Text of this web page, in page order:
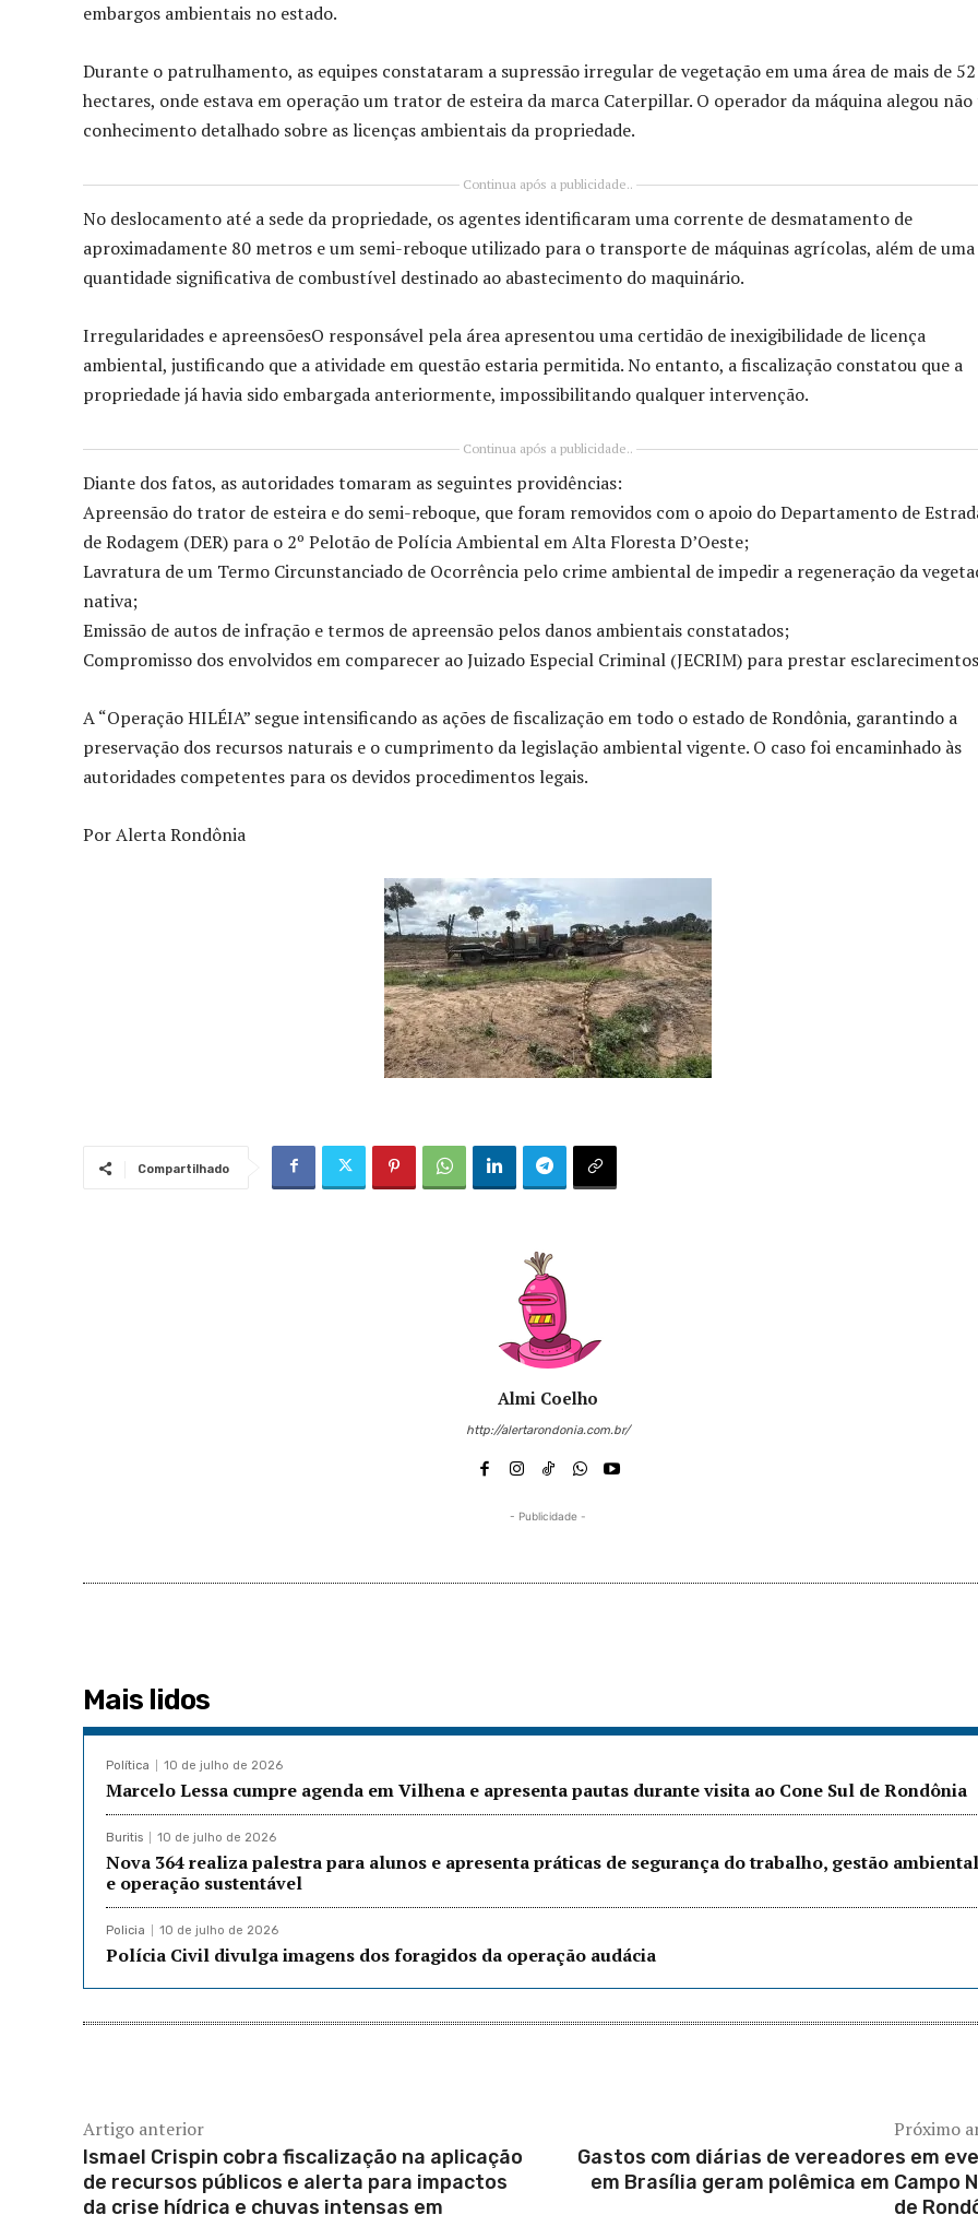
embargos ambientais no estado.
Durante o patrulhamento, as equipes constataram a supressão irregular de vegetação em uma área de mais de 52
hectares, onde estava em operação um trator de esteira da marca Caterpillar. O operador da máquina alegou
conhecimento detalhado sobre as licenças ambientais da propriedade.
Continua após a publicidade..
No deslocamento até a sede da propriedade, os agentes identificaram uma corrente de desmatamento de
aproximadamente 80 metros e um semi-reboque utilizado para o transporte de máquinas agrícolas, além de uma
quantidade significativa de combustível destinado ao abastecimento do maquinário.
Irregularidades e apreensõesO responsável pela área apresentou uma certidão de inexigibilidade de licença
ambiental, justificando que a atividade em questão estaria permitida. No entanto, a fiscalização constatou que a
propriedade já havia sido embargada anteriormente, impossibilitando qualquer intervenção.
Continua após a publicidade..
Diante dos fatos, as autoridades tomaram as seguintes providências:
Apreensão do trator de esteira e do semi-reboque, que foram removidos com o apoio do Departamento de
de Rodagem (DER) para o 2º Pelotão de Polícia Ambiental em Alta Floresta D’Oeste;
Lavratura de um Termo Circunstanciado de Ocorrência pelo crime ambiental de impedir a regeneração da
nativa;
Emissão de autos de infração e termos de apreensão pelos danos ambientais constatados;
Compromisso dos envolvidos em comparecer ao Juizado Especial Criminal (JECRIM) para prestar
A “Operação HILÉIA” segue intensificando as ações de fiscalização em todo o estado de Rondônia, garantindo a
preservação dos recursos naturais e o cumprimento da legislação ambiental vigente. O caso foi encaminhado às
autoridades competentes para os devidos procedimentos legais.
Por Alerta Rondônia
Compartilhado
Almi Coelho
http://alertarondonia.com.br/
- Publicidade -
Mais lidos
Política 10 de julho de 2026
Marcelo Lessa cumpre agenda em Vilhena e apresenta pautas durante visita ao Cone Sul de Rondônia
Buritis 10 de julho de 2026
Nova 364 realiza palestra para alunos e apresenta práticas de segurança do trabalho, gestão ambiental
e operação sustentável
Policia 10 de julho de 2026
Polícia Civil divulga imagens dos foragidos da operação audácia
Artigo anterior
Ismael Crispin cobra fiscalização na aplicação
de recursos públicos e alerta para impactos
da crise hídrica e chuvas intensas em
Próximo
Gastos com diárias de vereadores em
em Brasília geram polêmica em Campo
de